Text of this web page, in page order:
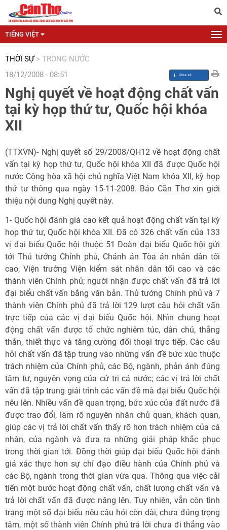
TIẾNG VIỆT
THỜI SỰ > TRONG NƯỚC
18/12/2008 - 08:51
Nghị quyết về hoạt động chất vấn
tại kỳ họp thứ tư, Quốc hội khóa
XII
(TTXVN)- Nghị quyết số 29/2008/QH12 về hoạt động chất
vấn tại kỳ họp thứ tư, Quốc hội khóa XII đã được Quốc hội
nước Cộng hòa xã hội chủ nghĩa Việt Nam khóa XII, kỳ họp
thứ tư thông qua ngày 15-11-2008. Báo Cần Thơ xin giới
thiệu nội dung Nghị quyết này.
1- Quốc hội đánh giá cao kết quả hoạt động chất vấn tại kỳ
họp thứ tư, Quốc hội khóa XII. Đã có 326 chất vấn của 133
vị đại biểu Quốc hội thuộc 51 Đoàn đại biểu Quốc hội gửi
tới Thủ tướng Chính phủ, Chánh án Tòa án nhân dân tối
cao, Viện trưởng Viện kiểm sát nhân dân tối cao và các
thành viên Chính phủ; người nhận được chất vấn đã trả lời
đại biểu chất vấn bằng văn bản. Thủ tướng Chính phủ và 7
thành viên Chính phủ đã trả lời 129 lượt câu hỏi chất vấn
trực tiếp của các vị đại biểu Quốc hội. Nhìn chung hoạt
động chất vấn được tổ chức nghiêm túc, dân chủ, thẳng
thắn, thiết thực và tăng cường đối thoại trực tiếp. Các câu
hỏi chất vấn đã tập trung vào những vấn đề bức xúc thuộc
trách nhiệm của Chính phủ, các Bộ, ngành, phản ánh đúng
tâm tư, nguyện vọng của cử tri cả nước; các vị trả lời chất
vấn đã tập trung giải trình các vấn đề mà đại biểu Quốc hội
nêu lên. Nhiều vấn đề quan trọng, bức xúc của đất nước đã
được trao đổi, làm rõ nguyên nhân chủ quan, khách quan,
giúp các vị trả lời chất vấn thấy rõ hơn trách nhiệm của cá
nhân, của ngành và đưa ra những giải pháp khắc phục
trong thời gian tới. Đồng thời giúp đại biểu Quốc hội đánh
giá xác thực hơn sự chỉ đạo điều hành của Chính phủ và
các Bộ, ngành trong thời gian vừa qua. Thông qua việc cải
tiến một bước hoạt động chất vấn, chất lượng chất vấn và
trả lời chất vấn đã được nâng lên. Tuy nhiên, vẫn còn tình
trạng một số đại biểu nêu câu hỏi còn dài, chưa đúng trọng
tâm, một số thành viên Chính phủ trả lời chưa đi thẳng vào